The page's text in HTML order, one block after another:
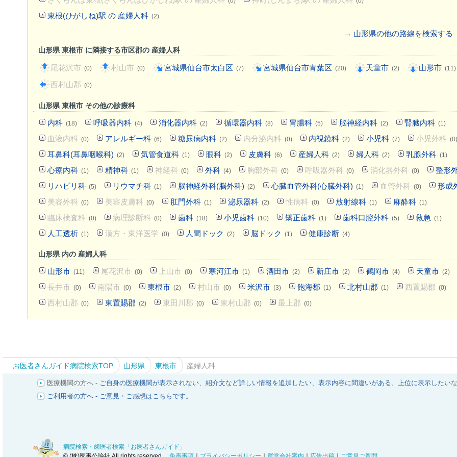
東根(ひがしね)駅 の 産婦人科 (2)
→ 山形県の他の路線を検索する
山形県 東根市 に隣接する市区郡の 産婦人科
尾花沢市 (0) 村山市 (0) 宮城県仙台市太白区 (7) 宮城県仙台市青葉区 (20) 天童市 (2) 山形市 (11)
西村山郡 (0)
山形県 東根市 その他の診療科
内科 (18) 呼吸器内科 (4) 消化器内科 (2) 循環器内科 (8) 胃腸科 (5) 脳神経内科 (2) 腎臓内科 (1)
血液内科 (0) アレルギー科 (6) 糖尿病内科 (2) 内分泌内科 (0) 内視鏡科 (2) 小児科 (7) 小児外科 (0)
耳鼻科(耳鼻咽喉科) (2) 気管食道科 (1) 眼科 (2) 皮膚科 (6) 産婦人科 (2) 婦人科 (2) 乳腺外科 (1)
心療内科 (1) 精神科 (1) 神経科 (0) 外科 (4) 胸部外科 (0) 呼吸器外科 (0) 消化器外科 (0)
整形
リハビリ科 (5) リウマチ科 (1) 脳神経外科(脳外科) (2) 心臓血管外科(心臓外科) (1) 血管外科 (0)
形成
美容外科 (0) 美容皮膚科 (0) 肛門外科 (1) 泌尿器科 (2) 性病科 (0) 放射線科 (1) 麻酔科 (1)
臨床検査科 (0) 病理診断科 (0) 歯科 (18) 小児歯科 (10) 矯正歯科 (1) 歯科口腔外科 (5) 救急 (1)
人工透析 (1) 漢方・東洋医学 (0) 人間ドック (2) 脳ドック (1) 健康診断 (4)
山形県 内の 産婦人科
山形市 (11) 尾花沢市 (0) 上山市 (0) 寒河江市 (1) 酒田市 (2) 新庄市 (2) 鶴岡市 (4) 天童市 (2)
長井市 (0) 南陽市 (0) 東根市 (2) 村山市 (0) 米沢市 (3) 飽海郡 (1) 北村山郡 (1) 西置賜郡 (0)
西村山郡 (0) 東置賜郡 (2) 東田川郡 (0) 東村山郡 (0) 最上郡 (0)
お医者さんガイド病院検索TOP 山形県 東根市 産婦人科
医療機関の方へ - ご自身の医療機関が表示されない、 紹介文など詳しい情報を追加したい、 表示内容に間違いがある、 上位に表示したい
ご利用者の方へ - ご意見・ご感想はこちらです。
病院検索・歯医者検索「お医者さんガイド」